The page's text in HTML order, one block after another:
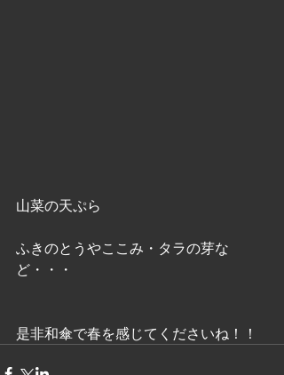
山菜の天ぷら
ふきのとうやここみ・タラの芽な
ど・・・
是非和傘で春を感じてくださいね！！